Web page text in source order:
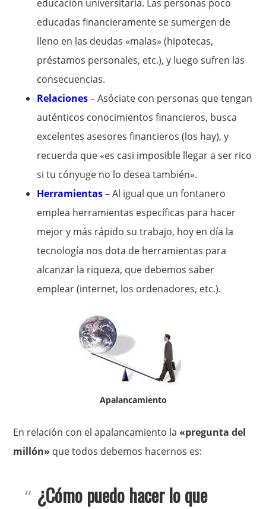
educación universitaria. Las personas poco
educadas financieramente se sumergen de
lleno en las deudas «malas» (hipotecas,
préstamos personales, etc.), y luego sufren las
consecuencias.
Relaciones– Asóciate con personas que tengan
auténticos conocimientos financieros, busca
excelentes asesores financieros (los hay), y
recuerda que «es casi imposible llegar a ser rico
si tu cónyuge no lo desea también».
Herramientas– Al igual que un fontanero
emplea herramientas específicas para hacer
mejor y más rápido su trabajo, hoy en día la
tecnología nos dota de herramientas para
alcanzar la riqueza, que debemos saber
emplear (internet, los ordenadores, etc.).
Apalancamiento
En relación con el apalancamiento la«pregunta del
millón» que todos debemos hacernos es:
¿Cómo puedo hacer lo que